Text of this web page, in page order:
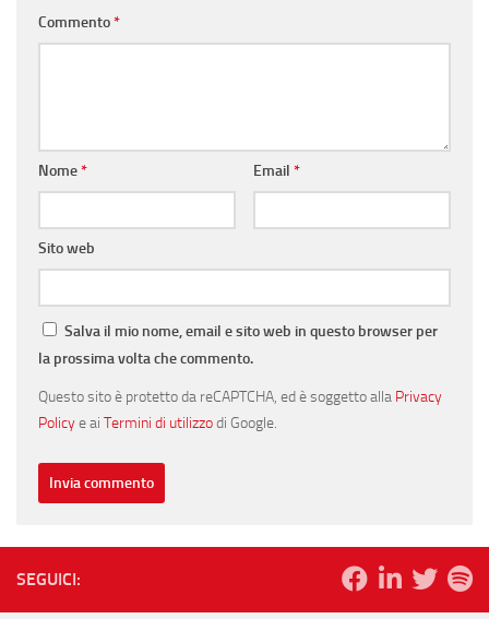
Commento*
Nome* Email *
Sito web
Salva il mio nome, email e sito web in questo browser per
la prossima volta che commento.
Questo sito è protetto da reCAPTCHA, ed è soggetto alla Privacy
Policye ai Termini di utilizzodi Google.
SEGUICI: